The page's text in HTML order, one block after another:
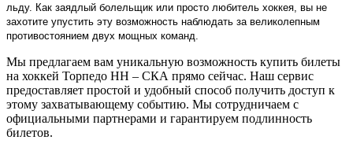
льду. Как заядлый болельщик или просто любитель хоккея, вы не
захотите упустить эту возможность наблюдать за великолепным
противостоянием двух мощных команд.
Мы предлагаем вам уникальную возможность купить билеты
на хоккей Торпедо НН – СКА прямо сейчас. Наш сервис
предоставляет простой и удобный способ получить доступ к
этому захватывающему событию. Мы сотрудничаем с
официальными партнерами и гарантируем подлинность
билетов.